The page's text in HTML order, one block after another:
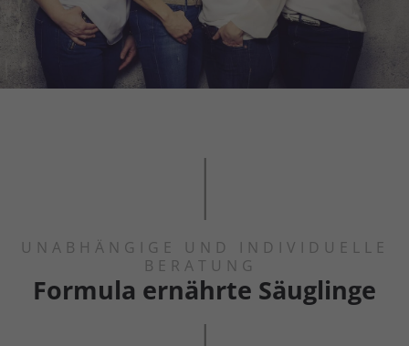
UNABHÄNGIGE UND INDIVIDUELLE
BERATUNG
Formula ernährte Säuglinge